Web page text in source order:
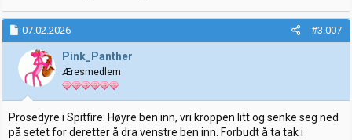
07.02.2026 #3.007
Pink_Panther
Æresmedlem
Prosedyre i Spitfire: Høyre ben inn, vri kroppen litt og senke seg ned
på setet for deretter å dra venstre ben inn. Forbudt å ta tak i